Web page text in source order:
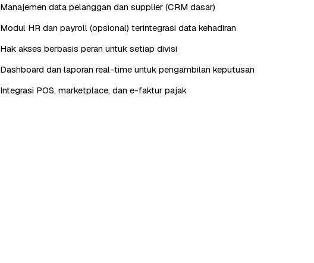
Manajemen data pelanggan dan supplier (CRM dasar)
Modul HR dan payroll (opsional) terintegrasi data kehadiran
Hak akses berbasis peran untuk setiap divisi
Dashboard dan laporan real-time untuk pengambilan keputusan
Integrasi POS, marketplace, dan e-faktur pajak